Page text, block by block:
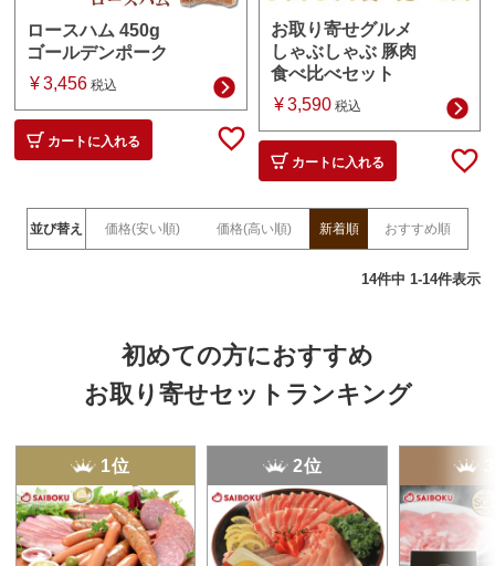
ロースハム 450g
ゴールデンポーク
¥ 3,456 税込
カートに入れる
お取り寄せグルメ
しゃぶしゃぶ 豚肉
食べ比べセット
¥3,590 税込
カートに入れる
並び替え 価格(安い順) 価格(高い順) 新着順 おすすめ順
14件中 1-14件表示
初めての方におすすめ
お取り寄せセットランキング
1位 2位